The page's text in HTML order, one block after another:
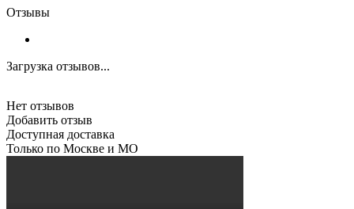
Отзывы
Загрузка отзывов...
Нет отзывов
Добавить отзыв
Доступная доставка
Только по Москве и МО